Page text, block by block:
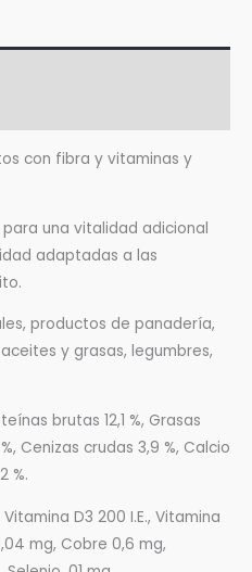
con fibra y vitaminas y
una vitalidad adicional
adaptadas a las
productos de panadería,
y grasas, legumbres,
brutas 12,1 %, Grasas
Cenizas crudas 3,9 %, Calcio
%.
D3 200 I.E., Vitamina
mg, Cobre 0,6 mg,